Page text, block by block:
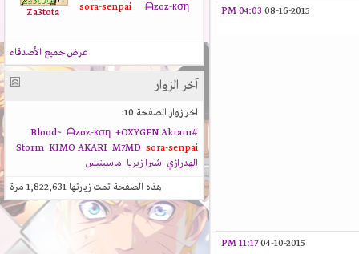
08-16-2015
04:03 PM
04-10-2015
11:17 PM
ᗩzoz-кση
sora-senpai
Za3tota
عرض جميع الأصدقاء
آخر الزوار
اخر زوار الصفحة 10:
#Blood~
ᗩzoz-кση +OXYGENAkram
Storm
KIMO AKARI M7MD
sora-senpai
الهدرازي
شيرا زيريا
ماسينيس
هذه الصفحة تمت زيارتها1,822,631مرة